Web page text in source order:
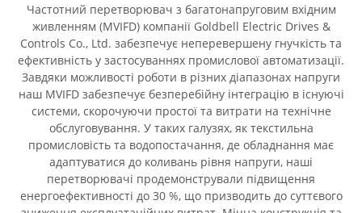
Частотний перетворювач з багатонапруговим вхідним
живленням (MVIFD) компанії Goldbell Electric Drives &
Controls Co., Ltd. забезпечує неперевершену гнучкість та
ефективність у застосуваннях промислової автоматизації.
Завдяки можливості роботи в різних діапазонах напруги
наш MVIFD забезпечує безперебійну інтеграцію в існуючі
системи, скорочуючи простої та витрати на технічне
обслуговування. У таких галузях, як текстильна
промисловість та водопостачання, де обладнання має
адаптуватися до коливань рівня напруги, наші
перетворювачі продемонстрували підвищення
енергоефективності до 30 %, що призводить до суттєвого